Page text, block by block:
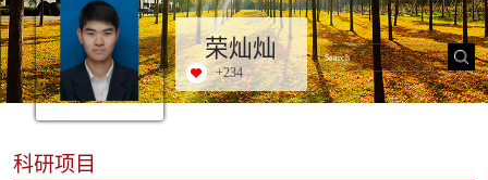
荣灿灿
+234
科研项目